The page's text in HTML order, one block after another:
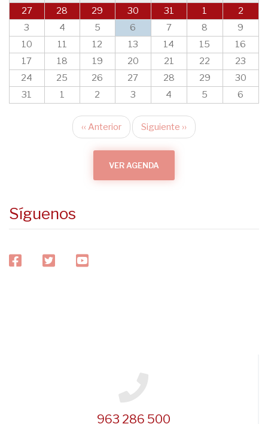
27
28 29 30 31 1
2
3
4 5 6 7 8
9
10
11 12 13 14 15
16
17
18 19 20 21 22
23
24
25 26 27 28 29
30
31
1 2 3 4 5 6
Paginación
‹‹ Anterior Siguiente ››
VER AGENDA
Síguenos
facebooktwitteryoutube
963 286 500